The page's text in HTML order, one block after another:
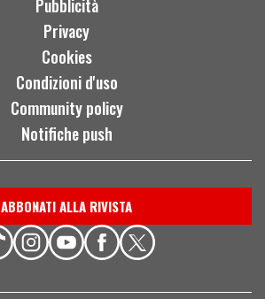
Pubblicità
Privacy
Cookies
Condizioni d'uso
Community policy
Notifiche push
ABBONATI ALLA RIVISTA